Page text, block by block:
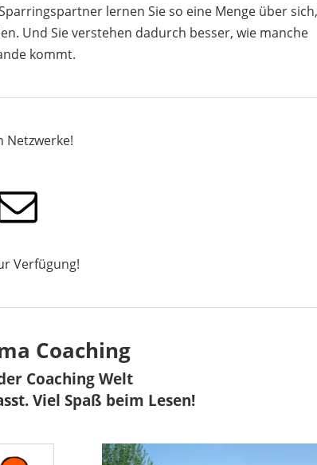
lernen Sie so eine Menge über
Und Sie verstehen dadurch besser, wie manche
kommt.
Netzwerke!
Verfügung!
Coaching
Coaching Welt
Viel Spaß beim Lesen!